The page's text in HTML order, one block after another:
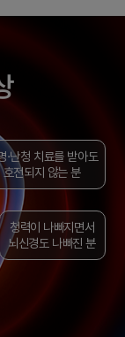
·난청 치료를 받아도
호전되지 않는 분
청력이 나빠지면서
뇌신경도 나빠진 분